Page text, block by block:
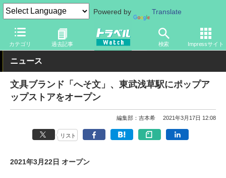
Powered by Translate
カテゴリ 過去記事 検索 Impressサイト
トラベル Watch 地域 国内旅行 東京
ニュース
文具ブランド「へそ文」、東武浅草駅にポップア
ップストアをオープン
編集部：吉本希 2021年3月17日 12:08
リスト
2021年3月22日 オープン